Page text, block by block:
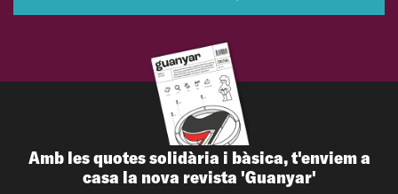
Amb les quotes solidària i bàsica, t'enviem a
casa la nova revista 'Guanyar'